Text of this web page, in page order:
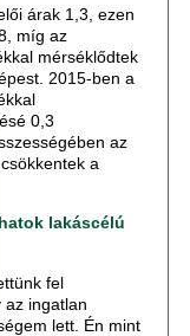
árak 1,3, ezen
míg az
mérséklődtek
2015-ben a
0,3
az
a
lakáscélú
fel
az ingatlan
lett. Én mint